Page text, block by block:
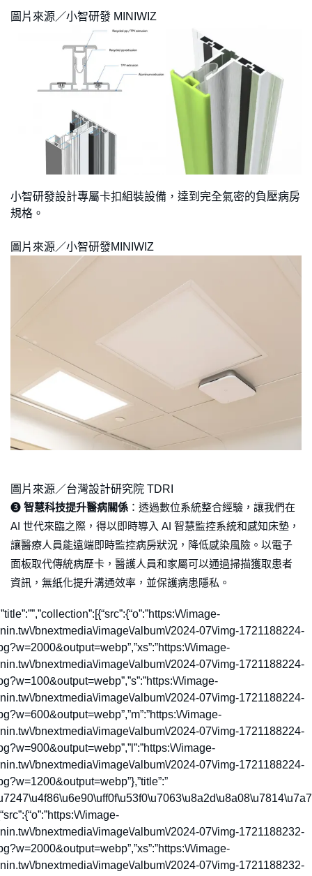
圖片來源／小智研發 MINIWIZ
小智研發設計專屬卡扣組裝設備，達到完全氣密的負壓病房
規格。
圖片來源／小智研發MINIWIZ
圖片來源／台灣設計研究院 TDRI
➌ 智慧科技提升醫病關係 ：透過數位系統整合經驗，讓我們在
AI 世代來臨之際，得以即時導入 AI 智慧監控系統和感知床墊，
讓醫療人員能遠端即時監控病房狀況，降低感染風險。以電子
面板取代傳統病歷卡，醫護人員和家屬可以通過掃描獲取患者
資訊，無紙化提升溝通效率，並保護病患隱私。
\/image-
bnextmedia\/image\/album\/2024-07\/img-1721188224-
\/image-
bnextmedia\/image\/album\/2024-07\/img-1721188224-
\/image-
bnextmedia\/image\/album\/2024-07\/img-1721188224-
\/image-
bnextmedia\/image\/album\/2024-07\/img-1721188224-
\/image-
bnextmedia\/image\/album\/2024-07\/img-1721188224-
\/image-
bnextmedia\/image\/album\/2024-07\/img-1721188232-
\/image-
bnextmedia\/image\/album\/2024-07\/img-1721188232-